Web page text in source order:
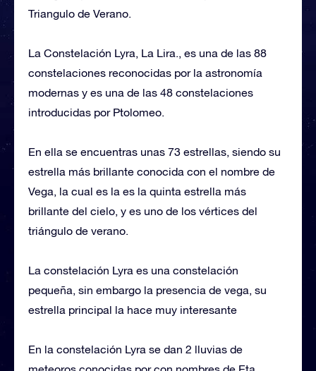
Triangulo de Verano.
La Constelación Lyra, La Lira., es una de las 88
constelaciones reconocidas por la astronomía
modernas y es una de las 48 constelaciones
introducidas por Ptolomeo.
En ella se encuentras unas 73 estrellas, siendo su
estrella más brillante conocida con el nombre de
Vega, la cual es la es la quinta estrella más
brillante del cielo, y es uno de los vértices del
triángulo de verano.
La constelación Lyra es una constelación
pequeña, sin embargo la presencia de vega, su
estrella principal la hace muy interesante
En la constelación Lyra se dan 2 lluvias de